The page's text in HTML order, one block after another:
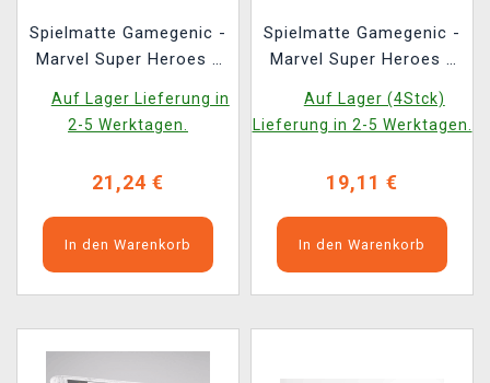
Spielmatte Gamegenic -
Marvel Super Heroes -
Auf Lager Lieferung in
2-5 Werktagen.
21,24 €
In den Warenkorb
Spielmatte Gamegenic -
Marvel Super Heroes -
Auf Lager (4Stck)
Lieferung in 2-5 Werktagen.
19,11 €
In den Warenkorb